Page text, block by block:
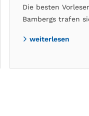
Die besten
Bambergs trafen
weiterlesen